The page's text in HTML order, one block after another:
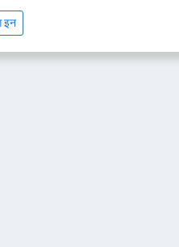
इन